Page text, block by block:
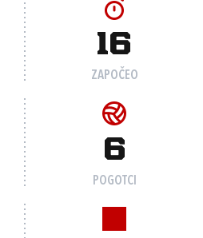
16
ZAPOČEO
6
POGOTCI